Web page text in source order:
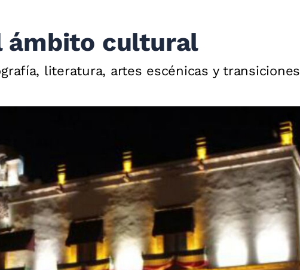
ámbito cultural
literatura, artes escénicas y transiciones